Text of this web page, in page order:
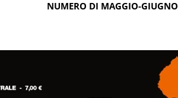
NUMERO DI MAGGIO-GIUGNO